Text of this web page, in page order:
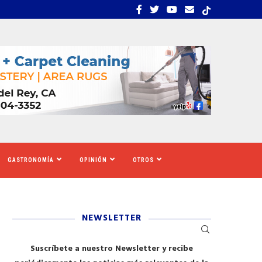
TIGRES DEL NORTE, LILA... LOS SOLICITANTES DE
GASTRONOMÍA OPINIÓN OTROS
NEWSLETTER
Suscríbete a nuestro Newsletter y recibe